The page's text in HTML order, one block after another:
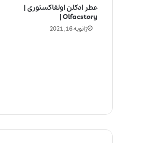
عطر ادکلن اولقاکستوری |
Olfacstory |
ژانویه 16, 2021